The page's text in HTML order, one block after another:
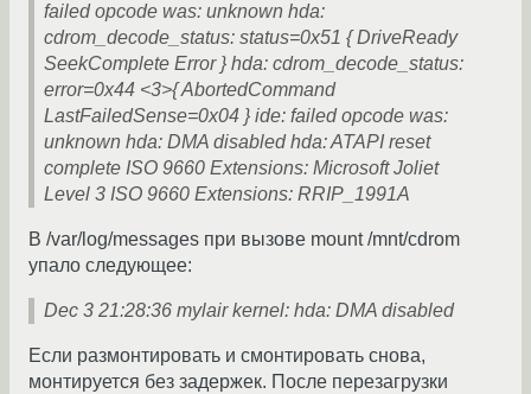
failed opcode was: unknown hda:
cdrom_decode_status: status=0x51 { DriveReady
SeekComplete Error } hda: cdrom_decode_status:
error=0x44 <3>{ AbortedCommand
LastFailedSense=0x04 } ide: failed opcode was:
unknown hda: DMA disabled hda: ATAPI reset
complete ISO 9660 Extensions: Microsoft Joliet
Level 3 ISO 9660 Extensions: RRIP_1991A
В /var/log/messages при вызове mount /mnt/cdrom
упало следующее:
Dec 3 21:28:36 mylair kernel: hda: DMA disabled
Если размонтировать и смонтировать снова,
монтируется без задержек. После перезагрузки